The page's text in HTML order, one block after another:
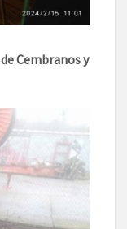
Cembranos y